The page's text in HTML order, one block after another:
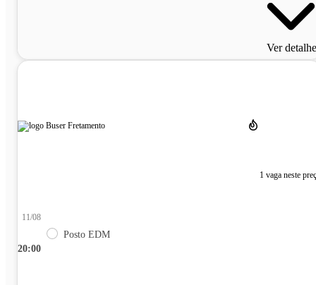
Ver
1 vaga neste
20:00
11/08
Posto EDM